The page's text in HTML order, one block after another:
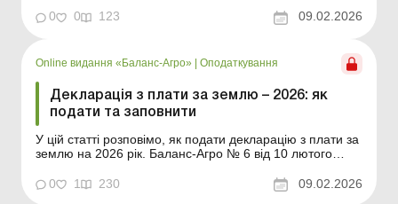
нововведення, які вплинули на «прибуткову» звітність
за цей рік. Баланс-Агро № 6 від 10 лютого 2026 року У
0 0 123 09.02.2026
Online видання «Баланс-Агро» | Оподаткування
Декларація з плати за землю – 2026: як
подати та заповнити
У цій статті розповімо, як подати декларацію з плати за
землю на 2026 рік. Баланс-Агро № 6 від 10 лютого
подається не пізніше 20 лютого звітного року. Плата за
землю складається із земельного податку та орендної
0 1 230 09.02.2026